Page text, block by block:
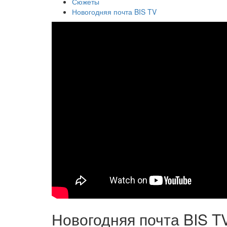
Новогодняя почта BIS TV
Новогодняя почта BIS